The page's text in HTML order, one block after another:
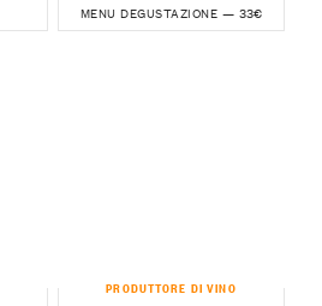
MENU DEGUSTAZIONE — 33€
PRODUTTORE DI VINO